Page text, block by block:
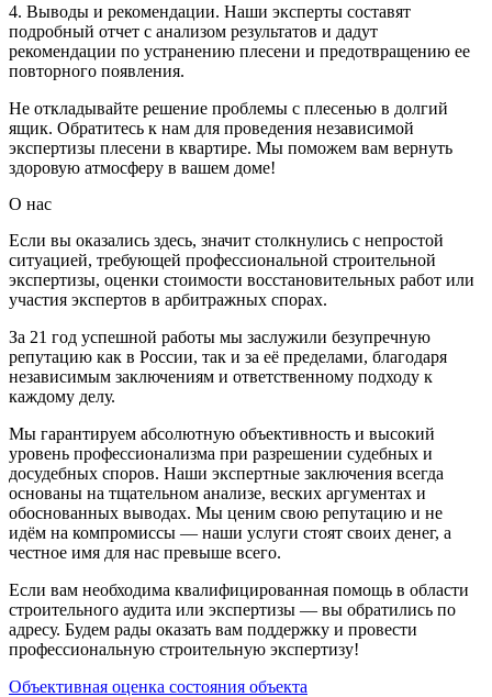
4. Выводы и рекомендации. Наши эксперты составят
подробный отчет с анализом результатов и дадут
рекомендации по устранению плесени и предотвращению ее
повторного появления.
Не откладывайте решение проблемы с плесенью в долгий
ящик. Обратитесь к нам для проведения независимой
экспертизы плесени в квартире. Мы поможем вам вернуть
здоровую атмосферу в вашем доме!
О нас
Если вы оказались здесь, значит столкнулись с непростой
ситуацией, требующей профессиональной строительной
экспертизы, оценки стоимости восстановительных работ или
участия экспертов в арбитражных спорах.
За 21 год успешной работы мы заслужили безупречную
репутацию как в России, так и за её пределами, благодаря
независимым заключениям и ответственному подходу к
каждому делу.
Мы гарантируем абсолютную объективность и высокий
уровень профессионализма при разрешении судебных и
досудебных споров. Наши экспертные заключения всегда
основаны на тщательном анализе, веских аргументах и
обоснованных выводах. Мы ценим свою репутацию и не
идём на компромиссы — наши услуги стоят своих денег, а
честное имя для нас превыше всего.
Если вам необходима квалифицированная помощь в области
строительного аудита или экспертизы — вы обратились по
адресу. Будем рады оказать вам поддержку и провести
профессиональную строительную экспертизу!
Объективная оценка состояния объекта